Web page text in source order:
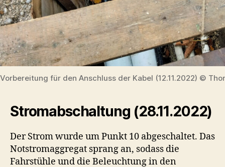
Vorbereitung für den Anschluss der Kabel (12.11.2022) ©
Stromabschaltung (28.11.2022)
Der Strom wurde um Punkt 10 abgeschaltet. Das
Notstromaggregat sprang an, sodass die
Fahrstühle und die Beleuchtung in den